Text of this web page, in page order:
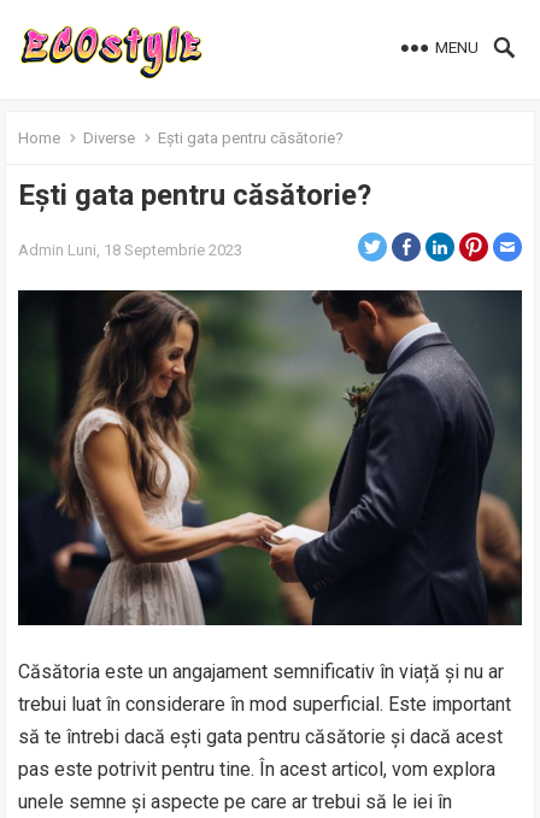
MENU
Home Diverse Ești gata pentru căsătorie?
Ești gata pentru căsătorie?
Admin Luni, 18 Septembrie 2023
Căsătoria este un angajament semnificativ în viață și nu ar
trebui luat în considerare în mod superficial. Este important
să te întrebi dacă ești gata pentru căsătorie și dacă acest
pas este potrivit pentru tine. În acest articol, vom explora
unele semne și aspecte pe care ar trebui să le iei în